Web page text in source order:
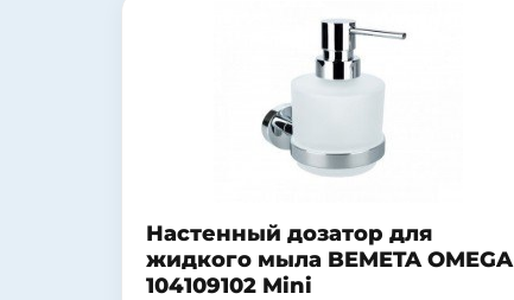
Настенный дозатор для
жидкого мыла BEMETA OMEGA
104109102 Mini